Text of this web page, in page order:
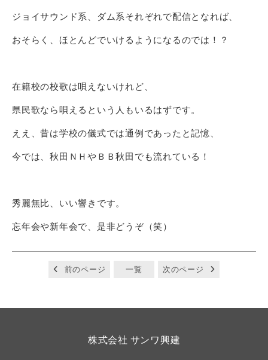
ジョイサウンド系、ダム系それぞれで配信となれば、
おそらく、ほとんどでいけるようになるのでは！？
在籍校の校歌は唄えないけれど、
県民歌なら唄えるという人もいるはずです。
ええ、昔は学校の儀式では通例であったと記憶、
今では、秋田ＮＨやＢＢ秋田でも流れている！
秀麗無比、いい響きです。
忘年会や新年会で、是非どうぞ（笑）
前のページ 一覧 次のページ
株式会社 サンワ興建